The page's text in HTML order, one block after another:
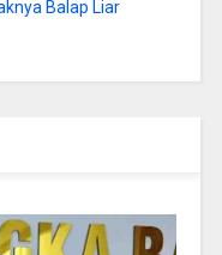
Balap Liar